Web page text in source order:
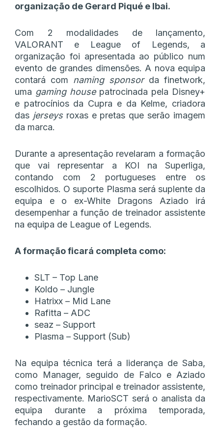
organização de Gerard Piqué e Ibai.
Com 2 modalidades de lançamento,
VALORANT e League of Legends, a
organização foi apresentada ao público num
evento de grandes dimensões. A nova equipa
contará com naming sponsorda finetwork,
uma gaming housepatrocinada pela Disney+
e patrocínios da Cupra e da Kelme, criadora
das jerseysroxas e pretas que serão imagem
da marca.
Durante a apresentação revelaram a formação
que vai representar a KOI na Superliga,
contando com 2 portugueses entre os
escolhidos. O suporte Plasma será suplente da
equipa e o ex-White Dragons Aziado irá
desempenhar a função de treinador assistente
na equipa de League of Legends.
A formação ficará completa como:
SLT – Top Lane
Koldo – Jungle
Hatrixx – Mid Lane
Rafitta – ADC
seaz – Support
Plasma – Support (Sub)
Na equipa técnica terá a liderança de Saba,
como Manager, seguido de Falco e Aziado
como treinador principal e treinador assistente,
respectivamente. MarioSCT será o analista da
equipa durante a próxima temporada,
fechando a gestão da formação.